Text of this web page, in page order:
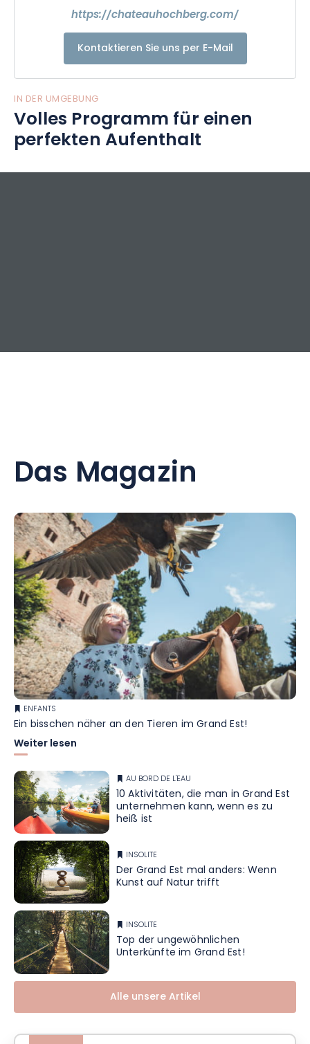
https://chateauhochberg.com/
Kontaktieren Sie uns per E-Mail
IN DER UMGEBUNG
Volles Programm für einen
perfekten Aufenthalt
Das Magazin
ENFANTS
Ein bisschen näher an den Tieren im Grand Est!
Weiter lesen
AU BORD DE L'EAU
10 Aktivitäten, die man in Grand Est
unternehmen kann, wenn es zu
heiß ist
INSOLITE
Der Grand Est mal anders: Wenn
Kunst auf Natur trifft
INSOLITE
Top der ungewöhnlichen
Unterkünfte im Grand Est!
Alle unsere Artikel